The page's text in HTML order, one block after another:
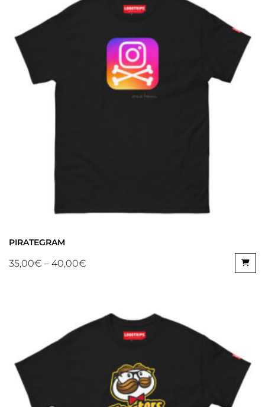
PIRATEGRAM
35,00€ – 40,00€